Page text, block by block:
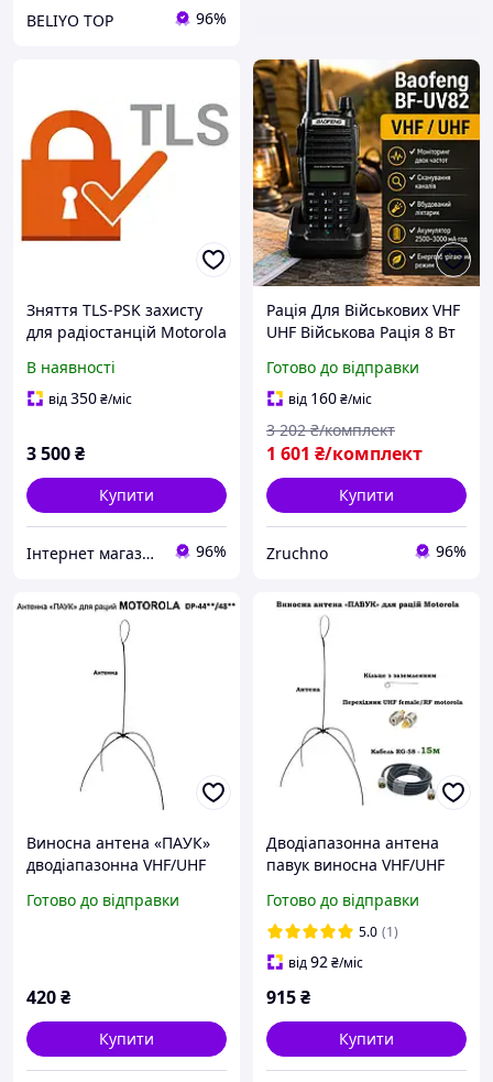
BELIYO TOP 96%
Зняття TLS-PSK захисту
для радіостанцій Motorola
uhf, vhf
В наявності
від350₴/міс
3 500₴
Купити
Інтернет магазин Store7 96%
Рація Для Військових VHF
UHF Військова Рація 8 Вт
До 10 км Дводіапазонна
радіостанція для туризму
Готово до відправки
від 160₴/міс
1 601 ₴/комплект
3 202 ₴/комплект
Купити
Zruchno 96%
Виносна антена «ПАУК»
дводіапазонна VHF/UHF
Motorola (без кабелю)
Готово до відправки
420₴
Купити
Дводіапазонна антена
павук виносна VHF/UHF
портативних
радіостанцій рацій
Motorola R7
Готово до відправки
5.0 (1)
від92₴/міс
915₴
Купити